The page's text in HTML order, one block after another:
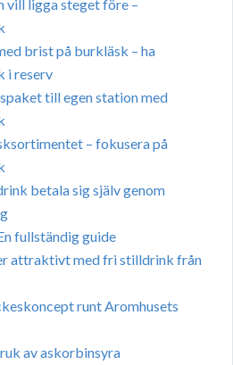
vill ligga steget före –
brist på burkläsk – ha
i reserv
till egen station med
– fokusera på
betala sig själv genom
fullständig guide
attraktivt med fri stilldrink från
runt Aromhusets
av askorbinsyra